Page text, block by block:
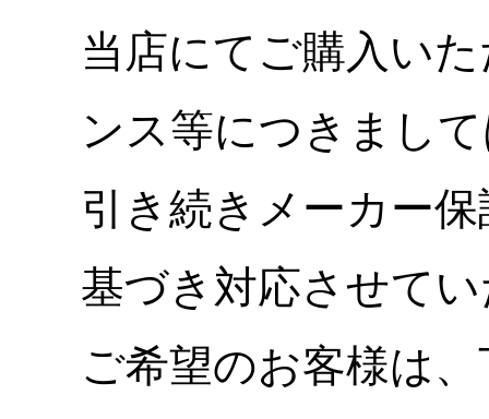
当店にてご購入い
ンス等につきまし
引き続きメーカー
基づき対応させて
ご希望のお客様は